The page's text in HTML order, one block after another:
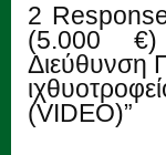
2
(5.000 €)
Διεύθυνση
(VIDEO)”